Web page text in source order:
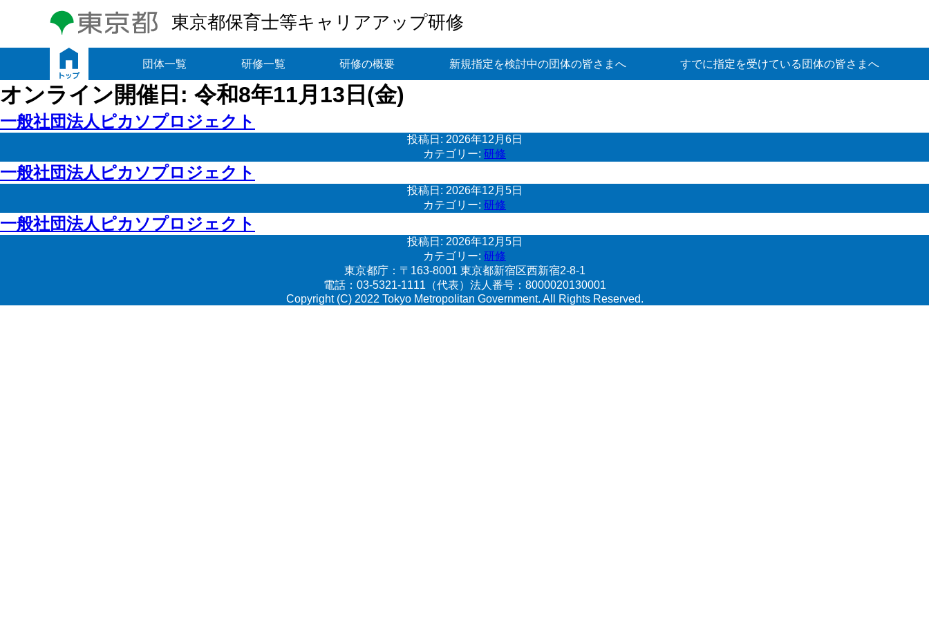
東京都保育士等キャリアアップ研修
団体一覧 研修一覧 研修の概要 新規指定を検討中の団体の皆さまへ すでに指定を受けている団体の皆さまへ
オンライン開催日: 令和8年11月13日(金)
一般社団法人ピカソプロジェクト
投稿日: 2026年12月6日
カテゴリー: 研修
一般社団法人ピカソプロジェクト
投稿日: 2026年12月5日
カテゴリー: 研修
一般社団法人ピカソプロジェクト
投稿日: 2026年12月5日
カテゴリー: 研修
東京都庁：〒163-8001 東京都新宿区西新宿2-8-1
電話：03-5321-1111（代表）法人番号：8000020130001
Copyright (C) 2022 Tokyo Metropolitan Government. All Rights Reserved.